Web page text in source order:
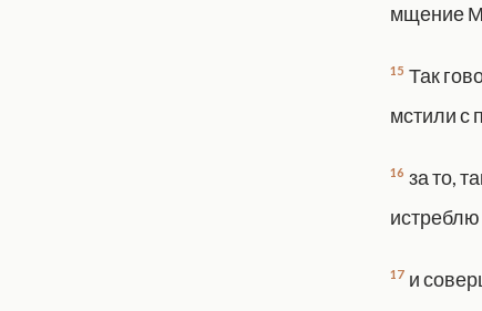
мщение
15 Так
мстили с
16 за то,
истреблю
17 и